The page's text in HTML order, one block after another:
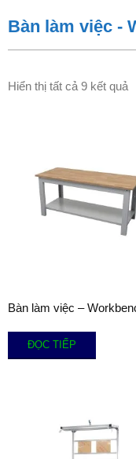
Bàn làm việc -
Hiển thị tất cả 9 kết quả
Bàn làm việc –
ĐỌC TIẾP